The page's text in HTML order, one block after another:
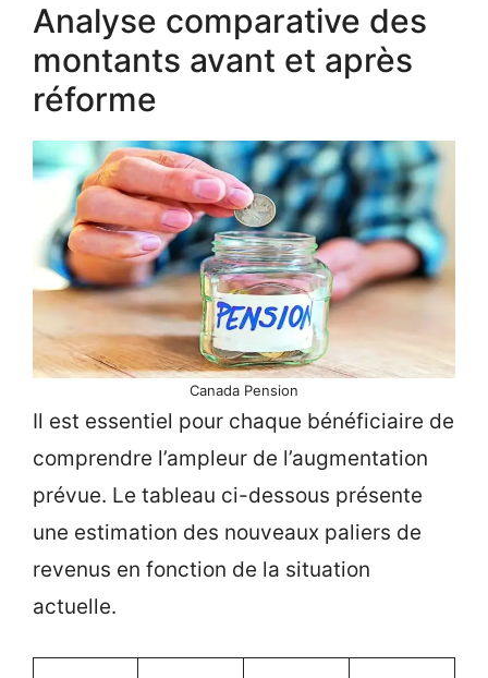
Analyse comparative des
montants avant et après
réforme
Canada Pension
Il est essentiel pour chaque bénéficiaire de
comprendre l’ampleur de l’augmentation
prévue. Le tableau ci-dessous présente
une estimation des nouveaux paliers de
revenus en fonction de la situation
actuelle.